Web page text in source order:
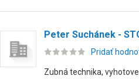
Peter Suchánek -
Pridať
Zubná technika,